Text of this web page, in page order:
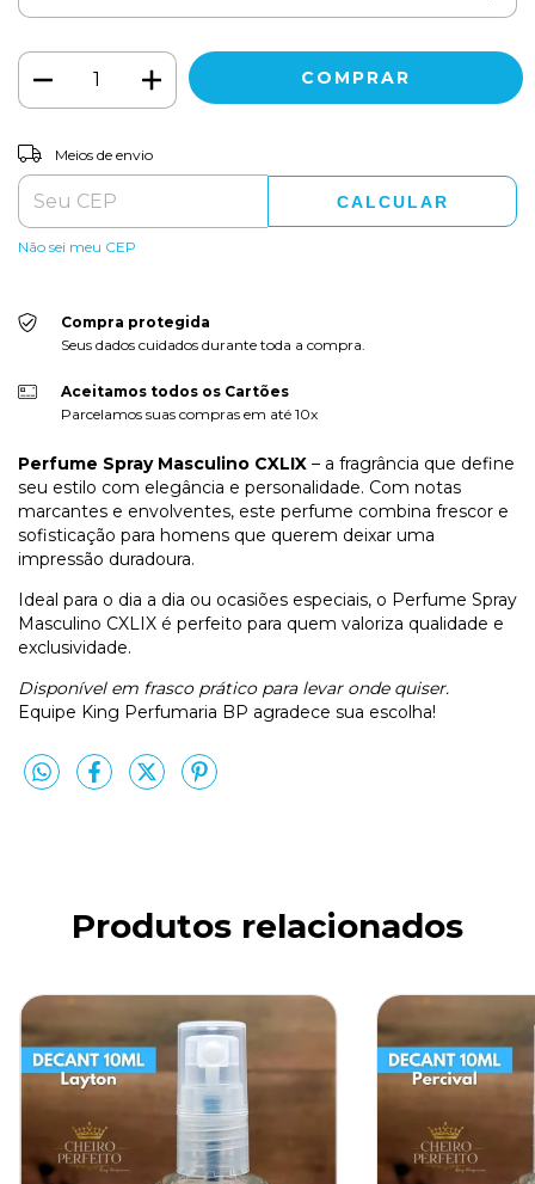
Entregas para o CEP:
Meios de envio
CALCULAR
Não sei meu CEP
Compra protegida
Seus dados cuidados durante toda a compra.
Aceitamos todos os Cartões
Parcelamos suas compras em até 10x
Perfume Spray Masculino CXLIX – a fragrância que define
seu estilo com elegância e personalidade. Com notas
marcantes e envolventes, este perfume combina frescor e
sofisticação para homens que querem deixar uma
impressão duradoura.
Ideal para o dia a dia ou ocasiões especiais, o Perfume Spray
Masculino CXLIX é perfeito para quem valoriza qualidade e
exclusividade.
Disponível em frasco prático para levar onde quiser.
Equipe King Perfumaria BP agradece sua escolha!
Produtos relacionados